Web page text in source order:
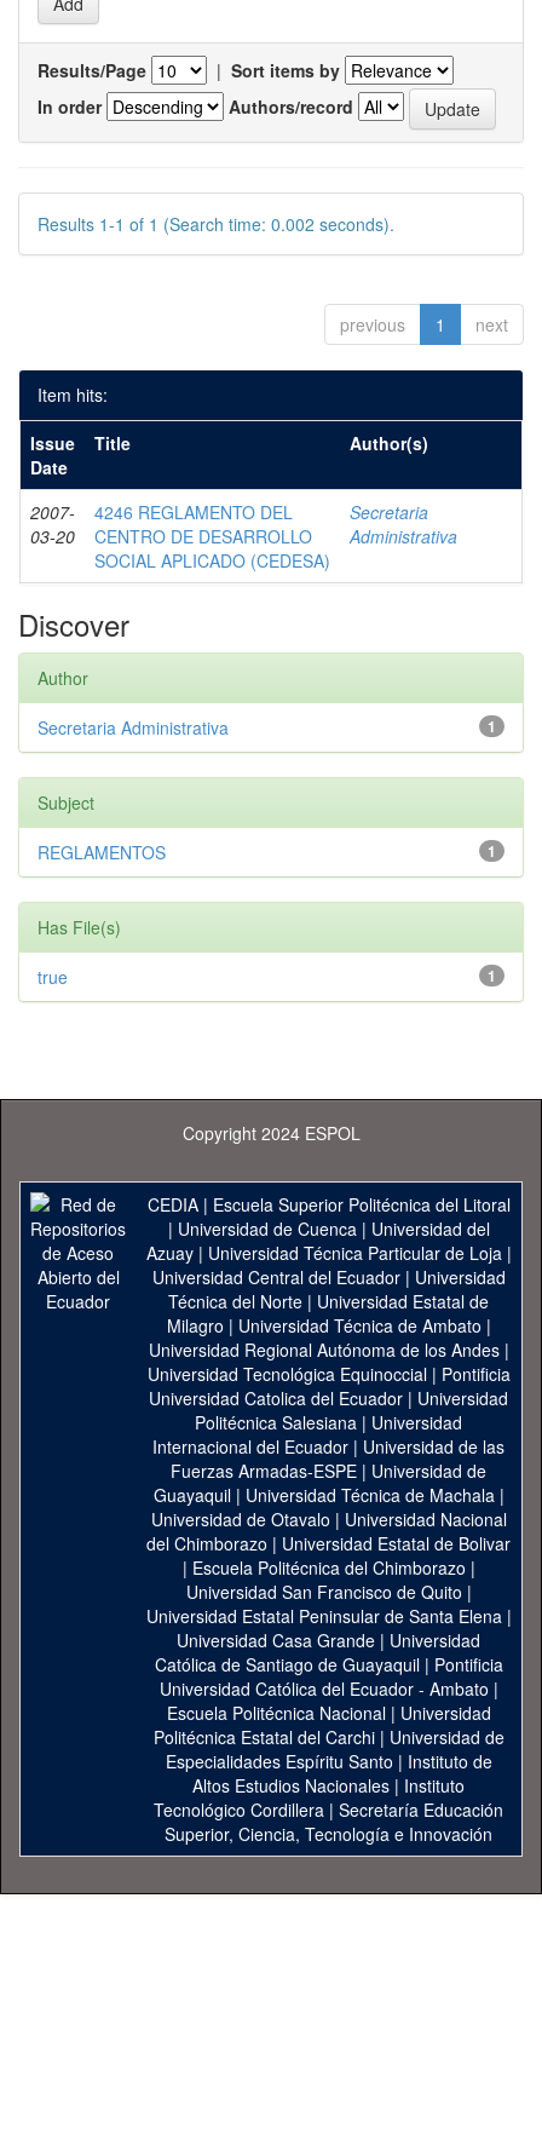
Results/Page | Sort items by
In order
Authors/record
Results 1-1 of 1 (Search time: 0.002 seconds).
previous 1 next
Item hits:
Issue
Date
Title Author(s)
2007-
03-20
4246 REGLAMENTO DEL
CENTRO DE DESARROLLO
SOCIAL APLICADO (CEDESA)
Secretaria
Administrativa
Discover
Author
1
Secretaria Administrativa
Subject
1
REGLAMENTOS
Has File(s)
1
true
Copyright 2024 ESPOL
CEDIA| Escuela Superior Politécnica del Litoral
| Universidad de Cuenca| Universidad del
Azuay| Universidad Técnica Particular de Loja|
Universidad Central del Ecuador| Universidad
Técnica del Norte | Universidad Estatal de
Milagro | Universidad Técnica de Ambato |
Universidad Regional Autónoma de los Andes|
Universidad Tecnológica Equinoccial| Pontificia
Universidad Catolica del Ecuador | Universidad
Politécnica Salesiana | Universidad
Internacional del Ecuador | Universidad de las
Fuerzas Armadas-ESPE | Universidad de
Guayaquil| Universidad Técnica de Machala|
Universidad de Otavalo | Universidad Nacional
del Chimborazo | Universidad Estatal de Bolivar
| Escuela Politécnica del Chimborazo |
Universidad San Francisco de Quito |
Universidad Estatal Peninsular de Santa Elena|
Universidad Casa Grande | Universidad
Católica de Santiago de Guayaquil| Pontificia
Universidad Católica del Ecuador - Ambato |
Escuela Politécnica Nacional| Universidad
Politécnica Estatal del Carchi| Universidad de
Especialidades Espíritu Santo | Instituto de
Altos Estudios Nacionales | Instituto
Tecnológico Cordillera | Secretaría Educación
Superior, Ciencia, Tecnología e Innovación